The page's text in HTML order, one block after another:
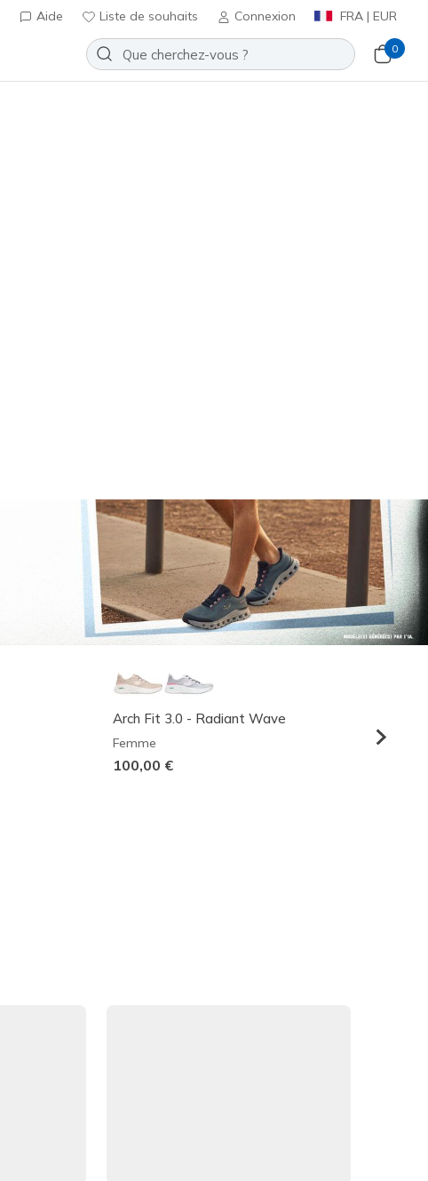
Aide Liste de souhaits Connexion FRA | EUR
0
Arch Fit 3.0 - Radiant Wave
Femme
100,00 €
Homme